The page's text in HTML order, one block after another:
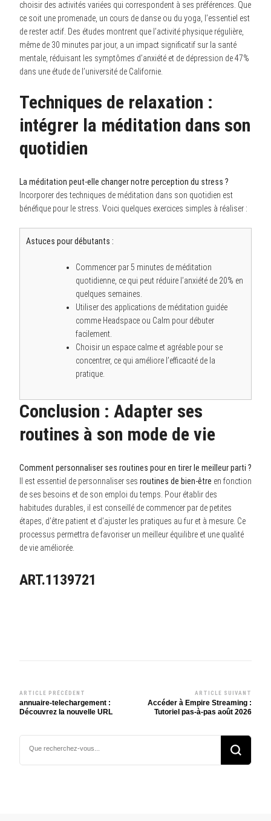
choisir des activités variées qui correspondent à ses préférences. Que
ce soit une promenade, un cours de danse ou du yoga, l’essentiel est
de rester actif. Des études montrent que l’activité physique régulière,
même de 30 minutes par jour, a un impact significatif sur la santé
mentale, réduisant les symptômes d’anxiété et de dépression de 47%
dans une étude de l’université de Californie.
Techniques de relaxation :
intégrer la méditation dans son
quotidien
La méditation peut-elle changer notre perception du stress ?
Incorporer des techniques de méditation dans son quotidien est
bénéfique pour le stress. Voici quelques exercices simples à réaliser :
Astuces pour débutants :
Commencer par 5 minutes de méditation
quotidienne, ce qui peut réduire l’anxiété de 20% en
quelques semaines.
Utiliser des applications de méditation guidée
comme Headspace ou Calm pour débuter
facilement.
Choisir un espace calme et agréable pour se
concentrer, ce qui améliore l’efficacité de la
pratique.
Conclusion : Adapter ses
routines à son mode de vie
Comment personnaliser ses routines pour en tirer le meilleur parti ?
Il est essentiel de personnaliser ses routines de bien-être en fonction
de ses besoins et de son emploi du temps. Pour établir des
habitudes durables, il est conseillé de commencer par de petites
étapes, d’être patient et d’ajuster les pratiques au fur et à mesure. Ce
processus permettra de favoriser un meilleur équilibre et une qualité
de vie améliorée.
ART.1139721
Navigation
d’article
ARTICLE PRÉCÉDENT
annuaire-telechargement :
Découvrez la nouvelle URL
ARTICLE SUIVANT
Accéder à Empire Streaming :
Tutoriel pas-à-pas août 2026